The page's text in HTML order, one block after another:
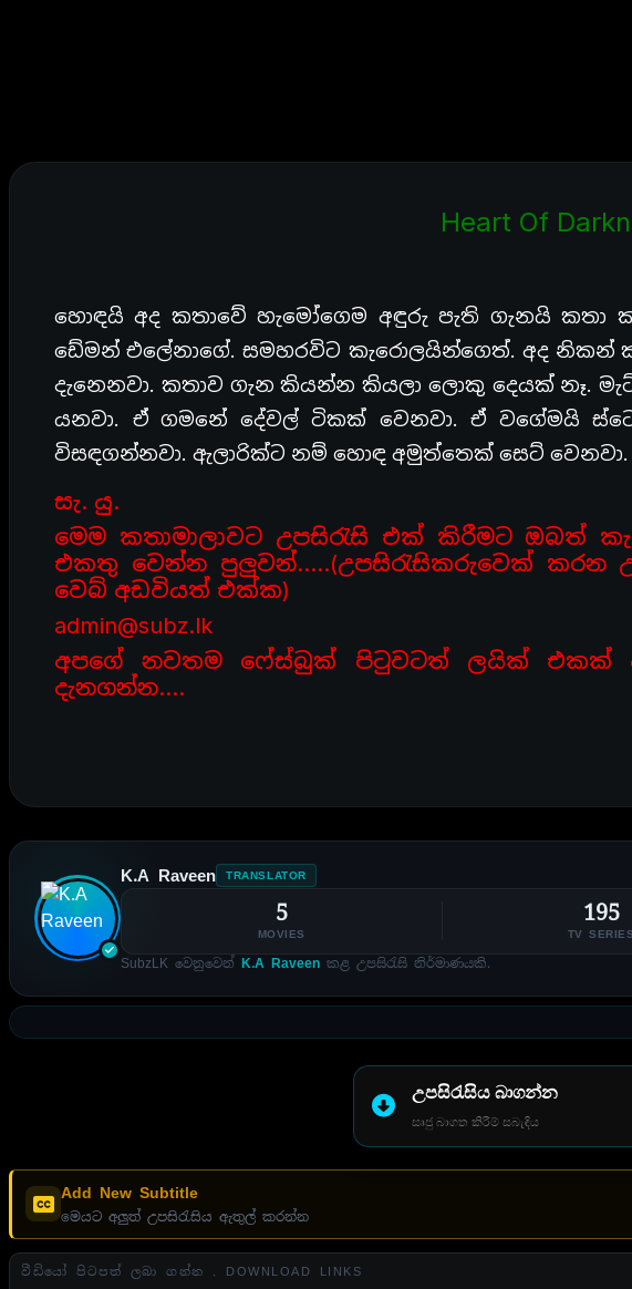
Heart Of
හොඳයි අද කතාවේ හැමෝගෙම අඳුරු පැති ගැනයි කතා
ඩේමන් එලේනාගේ. සමහරවිට කැරොලයින්ගෙත්. අද නිකන්
දැනෙනවා. කතාව ගැන කියන්න කියලා ලොකු දෙයක් නෑ.
යනවා. ඒ ගමනේ දේවල් ටිකක් වෙනවා. ඒ වගේමයි
විසඳගන්නවා. ඇලාරික්ට නම් හොඳ අමුත්තෙක් සෙට් වෙනවා.
සැ. යු.
මෙම කතාමාලාවට උපසිරැසි එක් කිරීමට ඔබත්
එකතු වෙන්න පුලුවන්…..(උපසිරැසිකරුවෙක් කරන
වෙබ් අඩවියත් එක්ක)
admin@subz.lk
අපගේ නවතම ෆේස්බුක් පිටුවටත් ලයික් එකක්
දැනගන්න….
K.A Raveen TRANSLATOR
5
MOVIES
195
TV SERIES
SubzLK වෙනුවෙන් K.A Raveen කළ උපසිරැසි නිර්මාණයකි.
උපසිරැසිය බාගන්න
සෘජු බාගත කිරීම් සබැඳිය
Add New Subtitle
මෙයට අලුත් උපසිරැසිය ඇතුල් කරන්න
වීඩියෝ පිටපත් ලබා ගන්න . DOWNLOAD LINKS